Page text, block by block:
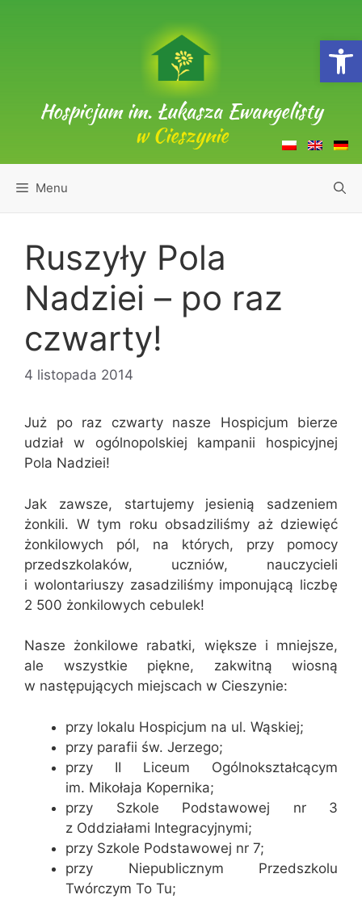
Hospicjum im. Łukasza Ewangelisty
w Cieszynie
Menu
Ruszyły Pola
Nadziei – po raz
czwarty!
4 listopada 2014
Już po raz czwarty nasze Hospicjum bierze
udział w ogólnopolskiej kampanii hospicyjnej
Pola Nadziei!
Jak zawsze, startujemy jesienią sadzeniem
żonkili. W tym roku obsadziliśmy aż dziewięć
żonkilowych pól, na których, przy pomocy
przedszkolaków, uczniów, nauczycieli
i wolontariuszy zasadziliśmy imponującą liczbę
2 500 żonkilowych cebulek!
Nasze żonkilowe rabatki, większe i mniejsze,
ale wszystkie piękne, zakwitną wiosną
w następujących miejscach w Cieszynie:
przy lokalu Hospicjum na ul. Wąskiej;
przy parafii św. Jerzego;
przy II Liceum Ogólnokształcącym
im. Mikołaja Kopernika;
przy Szkole Podstawowej nr 3
z Oddziałami Integracyjnymi;
przy Szkole Podstawowej nr 7;
przy Niepublicznym Przedszkolu
Twórczym To Tu;